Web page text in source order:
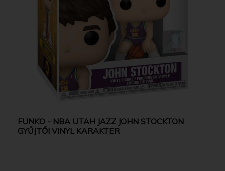
FUNKO - NBA UTAH JAZZ JOHN STOCKTON
GYŰJTŐI VINYL KARAKTER